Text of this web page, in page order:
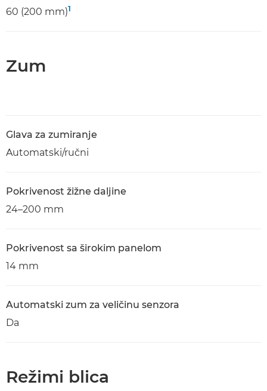
60 (200 mm)1
Zum
Glava za zumiranje
Automatski/ručni
Pokrivenost žižne daljine
24–200 mm
Pokrivenost sa širokim panelom
14 mm
Automatski zum za veličinu senzora
Da
Režimi blica